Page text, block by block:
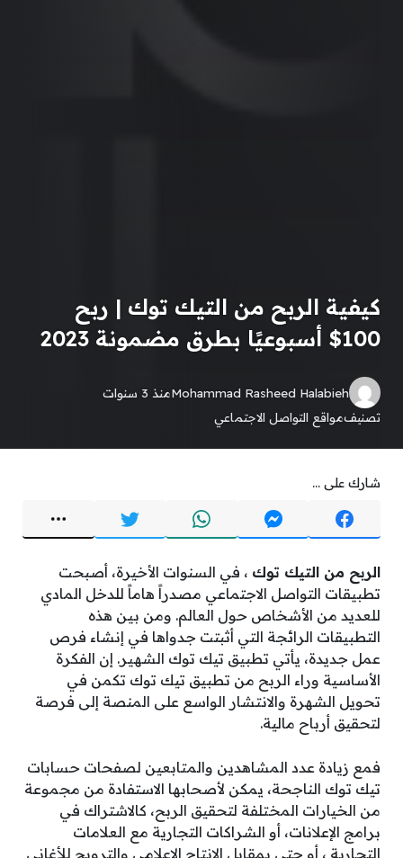
كيفية الربح من التيك توك | ربح
100$ أسبوعيًا بطرق مضمونة 2023
Mohammad Rasheed Halabiehمنذ 3 سنوات
تصنيفمواقع التواصل الاجتماعي
شارك على ...
الربح من التيك توك ، في السنوات الأخيرة، أصبحت
تطبيقات التواصل الاجتماعي مصدراً هاماً للدخل المادي
للعديد من الأشخاص حول العالم. ومن بين هذه
التطبيقات الرائجة التي أثبتت جدواها في إنشاء فرص
عمل جديدة، يأتي تطبيق تيك توك الشهير. إن الفكرة
الأساسية وراء الربح من تطبيق تيك توك تكمن في
تحويل الشهرة والانتشار الواسع على المنصة إلى فرصة
لتحقيق أرباح مالية.
فمع زيادة عدد المشاهدين والمتابعين لصفحات حسابات
تيك توك الناجحة، يمكن لأصحابها الاستفادة من مجموعة
من الخيارات المختلفة لتحقيق الربح، كالاشتراك في
برامج الإعلانات، أو الشراكات التجارية مع العلامات
التجارية ، أو حتى بمقابل الإنتاج الإعلامي والترويج للأغاني